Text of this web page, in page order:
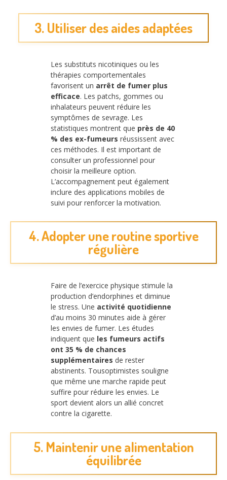
3. Utiliser des aides adaptées
Les substituts nicotiniques ou les
thérapies comportementales
favorisent un arrêt de fumer plus
efficace. Les patchs, gommes ou
inhalateurs peuvent réduire les
symptômes de sevrage. Les
statistiques montrent que près de 40
% des ex-fumeurs réussissent avec
ces méthodes. Il est important de
consulter un professionnel pour
choisir la meilleure option.
L’accompagnement peut également
inclure des applications mobiles de
suivi pour renforcer la motivation.
4. Adopter une routine sportive
régulière
Faire de l’exercice physique stimule la
production d’endorphines et diminue
le stress. Une activité quotidienne
d’au moins 30 minutes aide à gérer
les envies de fumer. Les études
indiquent que les fumeurs actifs
ont 35 % de chances
supplémentaires de rester
abstinents. Tousoptimistes souligne
que même une marche rapide peut
suffire pour réduire les envies. Le
sport devient alors un allié concret
contre la cigarette.
5. Maintenir une alimentation
équilibrée